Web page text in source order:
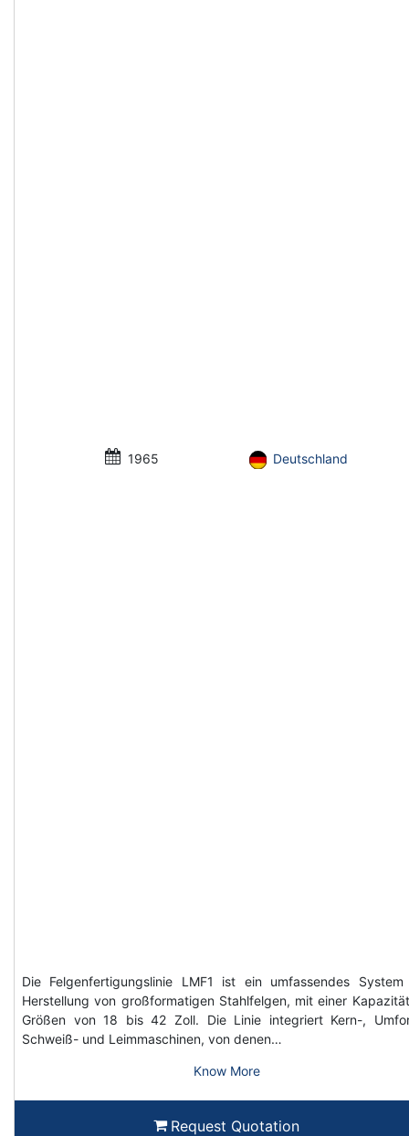
1965 Deutschland
Die Felgenfertigungslinie LMF1 ist ein umfassendes
Herstellung von großformatigen Stahlfelgen, mit einer
Größen von 18 bis 42 Zoll. Die Linie integriert Kern-,
Schweiß- und Leimmaschinen, von denen…
Know More
Request Quotation